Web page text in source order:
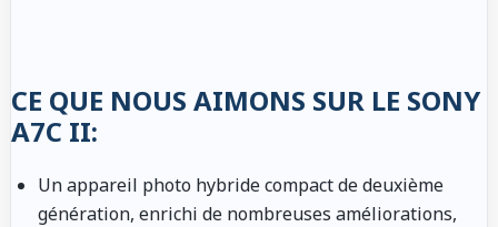
CE QUE NOUS AIMONS SUR LE SONY
A7C II:
Un appareil photo hybride compact de deuxième
génération, enrichi de nombreuses améliorations,